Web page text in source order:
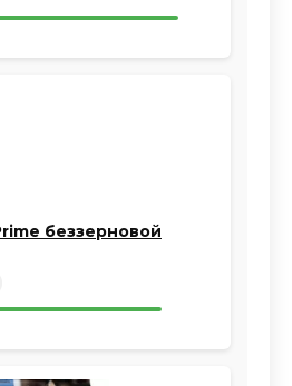
беззерновой